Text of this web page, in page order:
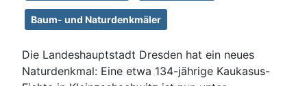
Baum- und Naturdenkmäler
Die Landeshauptstadt Dresden hat ein neues
Naturdenkmal: Eine etwa 134-jährige Kaukasus-